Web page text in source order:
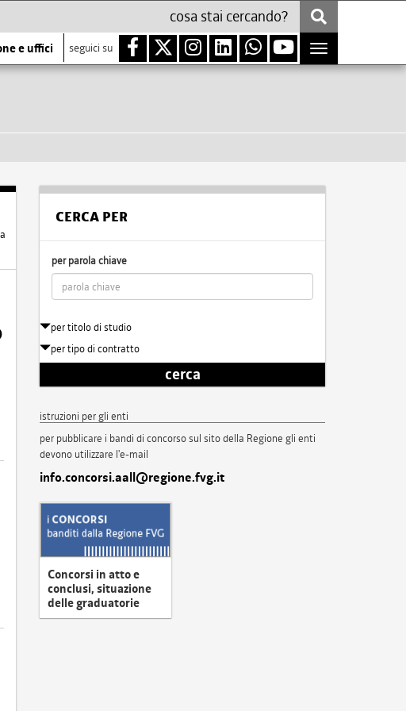
e uffici seguici su
Toggle
navigation
CERCA PER
per parola chiave
per titolo di studio
per tipo di contratto
cerca
istruzioni per gli enti
per pubblicare i bandi di concorso sul sito della Regione gli enti
devono utilizzare l'e-mail
info.concorsi.aall@regione.fvg.it
Concorsi in atto e
conclusi, situazione
delle graduatorie